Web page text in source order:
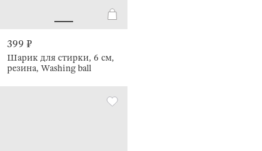
399 ₽
Шарик для стирки, 6 см,
резина, Washing ball